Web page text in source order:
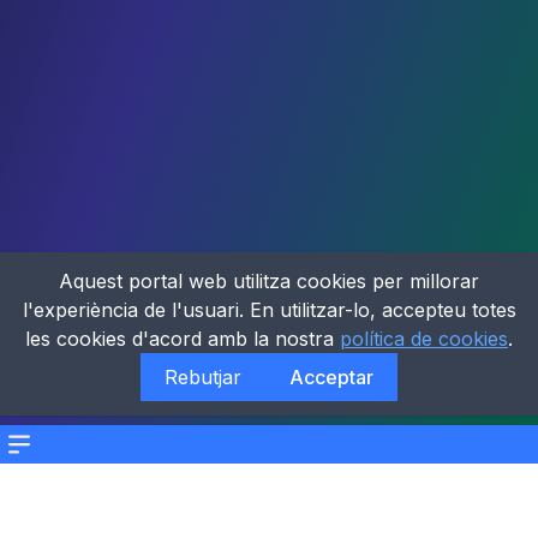
Menu
Aquest portal web utilitza cookies per millorar
l'experiència de l'usuari. En utilitzar-lo, accepteu totes
les cookies d'acord amb la nostra política de cookies.
Rebutjar
Acceptar